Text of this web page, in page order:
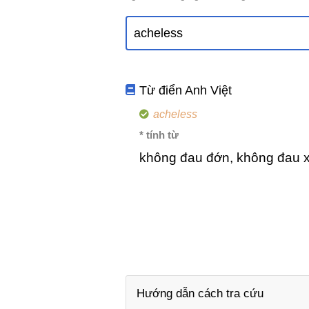
Từ điển Anh Việt
acheless
* tính từ
không đau đớn, không đau
Hướng dẫn cách tra cứu